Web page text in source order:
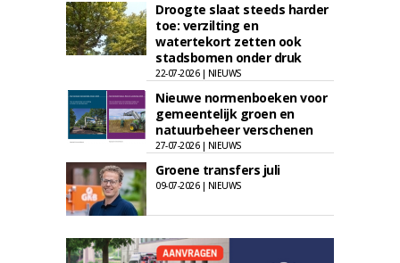
Droogte slaat steeds harder
toe: verzilting en
watertekort zetten ook
stadsbomen onder druk
22-07-2026 | NIEUWS
Nieuwe normenboeken voor
gemeentelijk groen en
natuurbeheer verschenen
27-07-2026 | NIEUWS
Groene transfers juli
09-07-2026 | NIEUWS